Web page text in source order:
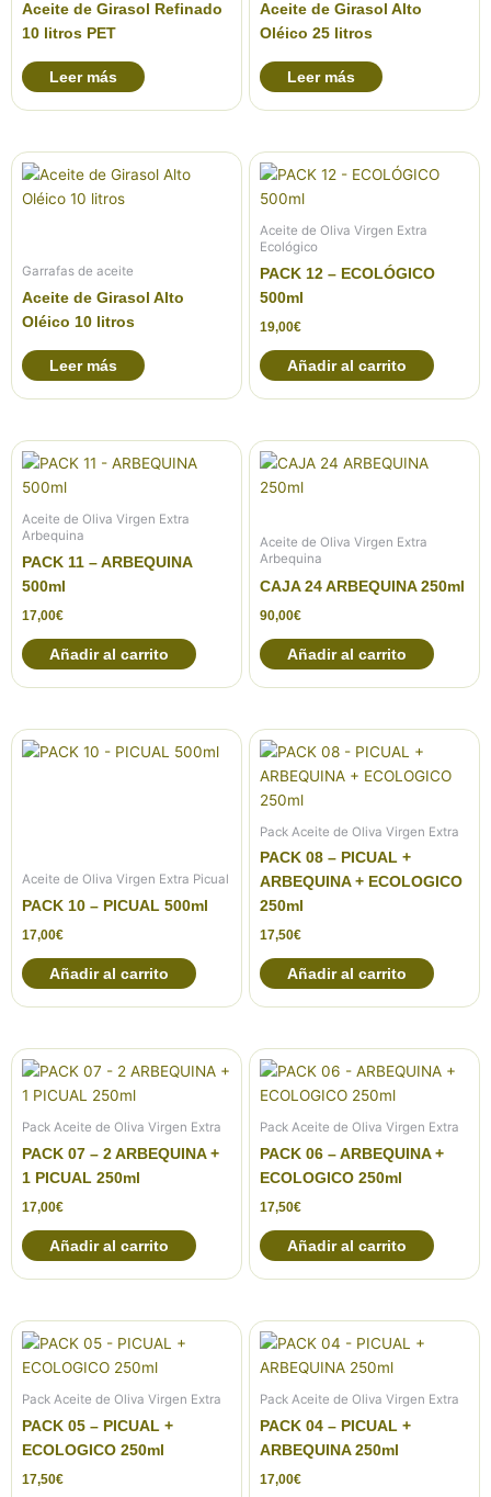
Aceite de Girasol Refinado
10 litros PET
Leer más
Aceite de Girasol Alto
Oléico 25 litros
Leer más
Garrafas de aceite
Aceite de Girasol Alto
Oléico 10 litros
Leer más
Aceite de Oliva Virgen Extra
Ecológico
PACK 12 – ECOLÓGICO
500ml
19,00€
Añadir al carrito
Aceite de Oliva Virgen Extra
Arbequina
PACK 11 – ARBEQUINA
500ml
17,00€
Añadir al carrito
Aceite de Oliva Virgen Extra
Arbequina
CAJA 24 ARBEQUINA 250ml
90,00€
Añadir al carrito
Aceite de Oliva Virgen Extra Picual
PACK 10 – PICUAL 500ml
17,00€
Añadir al carrito
Pack Aceite de Oliva Virgen Extra
PACK 08 – PICUAL +
ARBEQUINA + ECOLOGICO
250ml
17,50€
Añadir al carrito
Pack Aceite de Oliva Virgen Extra
PACK 07 – 2 ARBEQUINA +
1 PICUAL 250ml
17,00€
Añadir al carrito
Pack Aceite de Oliva Virgen Extra
PACK 06 – ARBEQUINA +
ECOLOGICO 250ml
17,50€
Añadir al carrito
Pack Aceite de Oliva Virgen Extra
PACK 05 – PICUAL +
ECOLOGICO 250ml
17,50€
Pack Aceite de Oliva Virgen Extra
PACK 04 – PICUAL +
ARBEQUINA 250ml
17,00€